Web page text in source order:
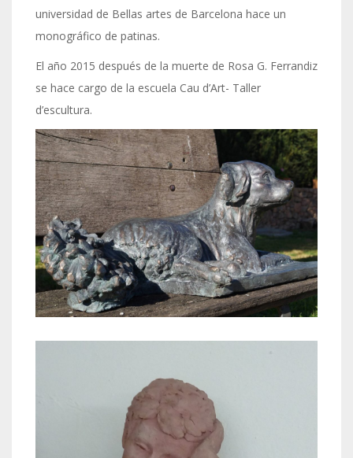
universidad de Bellas artes de Barcelona hace un
monográfico de patinas.
El año 2015 después de la muerte de Rosa G. Ferrandiz
se hace cargo de la escuela Cau d’Art- Taller
d’escultura.